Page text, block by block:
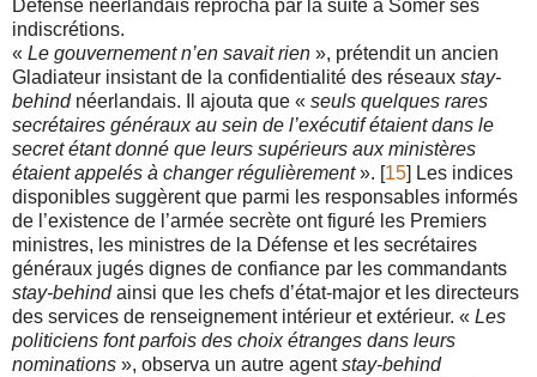
Défense néerlandais reprocha par la suite à Somer ses
indiscrétions.
« Le gouvernement n’en savait rien », prétendit un ancien
Gladiateur insistant de la confidentialité des réseaux stay-
behindnéerlandais. Il ajouta que « seuls quelques rares
secrétaires généraux au sein de l’exécutif étaient dans le
secret étant donné que leurs supérieurs aux ministères
étaient appelés à changer régulièrement». [15] Les indices
disponibles suggèrent que parmi les responsables informés
de l’existence de l’armée secrète ont figuré les Premiers
ministres, les ministres de la Défense et les secrétaires
généraux jugés dignes de confiance par les commandants
stay-behindainsi que les chefs d’état-major et les directeurs
des services de renseignement intérieur et extérieur. « Les
politiciens font parfois des choix étranges dans leurs
nominations », observa un autre agentstay-behind